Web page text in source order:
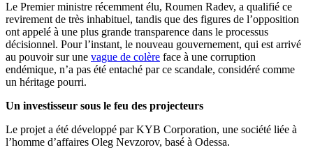
Le Premier ministre récemment élu, Roumen Radev, a qualifié ce
revirement de très inhabituel, tandis que des figures de l’opposition
ont appelé à une plus grande transparence dans le processus
décisionnel. Pour l’instant, le nouveau gouvernement, qui est arrivé
au pouvoir sur une vague de colère face à une corruption
endémique, n’a pas été entaché par ce scandale, considéré comme
un héritage pourri.
Un investisseur sous le feu des projecteurs
Le projet a été développé par KYB Corporation, une société liée à
l’homme d’affaires Oleg Nevzorov, basé à Odessa.